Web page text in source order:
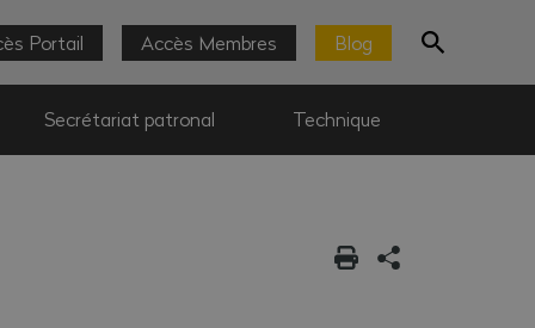
Portail Accès Membres Blog
Secrétariat patronal Technique